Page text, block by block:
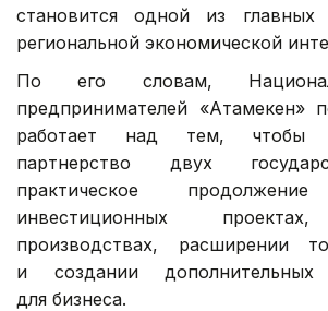
становится одной из
региональной экономической
По его словам,
предпринимателей «Атамекен»
работает над тем, чтобы
партнерство двух
практическое
инвестиционных
производствах, расширении
и создании дополнительных
для бизнеса.